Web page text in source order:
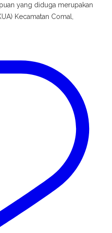
yang diduga merupakan
Kecamatan Comal,